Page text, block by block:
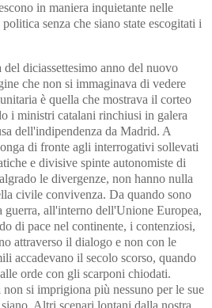
in maniera inquietante nelle
senza che siano state escogitati i
diciassettesimo anno del nuovo
che non si immaginava di vedere
è quella che mostrava il corteo
i ministri catalani rinchiusi in galera
dell'indipendenza da Madrid. A
di fronte agli interrogativi sollevati
e divisive spinte autonomiste di
le divergenze, non hanno nulla
civile convivenza. Da quando sono
guerra, all'interno dell'Unione Europea,
di pace nel continente, i contenziosi,
attraverso il dialogo e non con le
accadevano il secolo scorso, quando
orde con gli scarponi chiodati.
si imprigiona più nessuno per le sue
Altri scenari lontani dalla nostra